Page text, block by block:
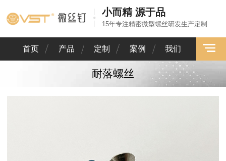
小而精 源于品
15年专注精密微型螺丝研发生产定制
首页 产品 定制 案例 我们
耐落螺丝